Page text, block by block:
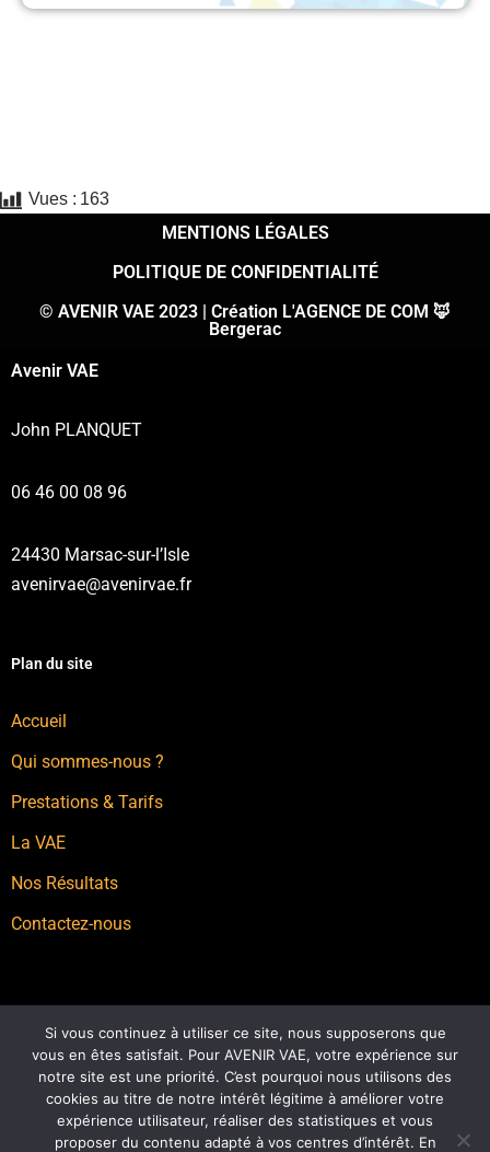
Vues : 163
MENTIONS LÉGALES
POLITIQUE DE CONFIDENTIALITÉ
© AVENIR VAE 2023 | Création L'AGENCE DE COM 🦊
Bergerac
Avenir VAE
John PLANQUET
06 46 00 08 96
24430 Marsac-sur-l’Isle
avenirvae@avenirvae.fr
Plan du site
Accueil
Qui sommes-nous ?
Prestations & Tarifs
La VAE
Nos Résultats
Contactez-nous
Si vous continuez à utiliser ce site, nous supposerons que
vous en êtes satisfait. Pour AVENIR VAE, votre expérience sur
notre site est une priorité. C’est pourquoi nous utilisons des
cookies au titre de notre intérêt légitime à améliorer votre
expérience utilisateur, réaliser des statistiques et vous
proposer du contenu adapté à vos centres d’intérêt. En